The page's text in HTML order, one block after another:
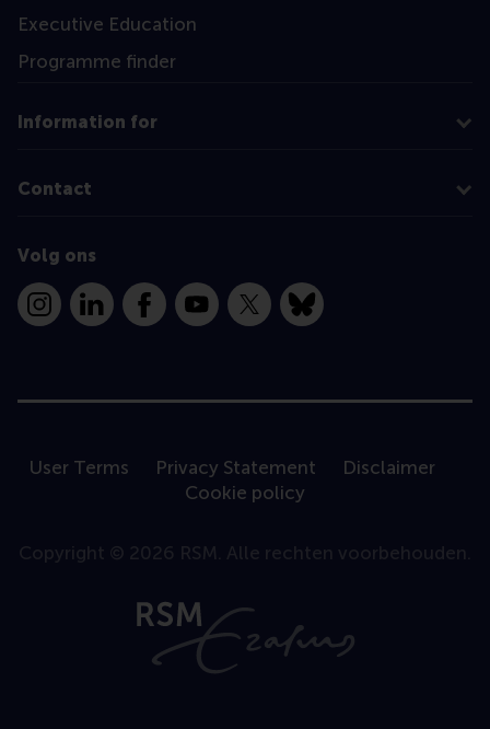
Executive Education
Programme finder
Information for
Contact
Volg ons
InstagramLinkedInFacebookYouTube
X Bluesky
User Terms Privacy Statement
Disclaimer
Cookie policy